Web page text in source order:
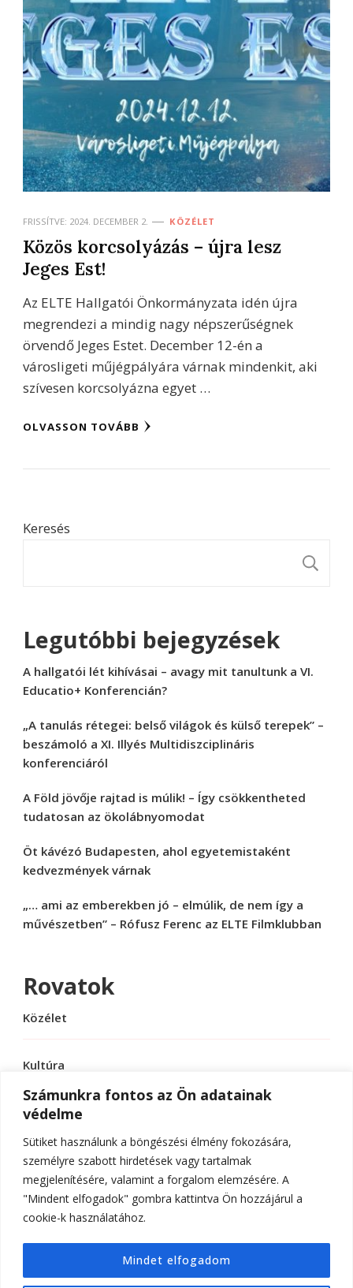
Számunkra fontos az Ön adatainak
védelme
Sütiket használunk a böngészési élmény fokozására,
személyre szabott hirdetések vagy tartalmak
megjelenítésére, valamint a forgalom elemzésére. A
"Mindent elfogadok" gombra kattintva Ön hozzájárul a
cookie-k használatához.
Mindet elfogadom
FRISSÍTVE: 2024. DECEMBER 2. KÖZÉLET
Közös korcsolyázás – újra lesz
Jeges Est!
Az ELTE Hallgatói Önkormányzata idén újra
megrendezi a mindig nagy népszerűségnek
örvendő Jeges Estet. December 12-én a
városligeti műjégpályára várnak mindenkit, aki
szívesen korcsolyázna egyet …
OLVASSON TOVÁBB
Keresés
Legutóbbi bejegyzések
A hallgatói lét kihívásai – avagy mit tanultunk a VI.
Educatio+ Konferencián?
„A tanulás rétegei: belső világok és külső terepek” –
beszámoló a XI. Illyés Multidiszciplináris
konferenciáról
A Föld jövője rajtad is múlik! – Így csökkentheted
tudatosan az ökolábnyomodat
Öt kávézó Budapesten, ahol egyetemistaként
kedvezmények várnak
„… ami az emberekben jó – elmúlik, de nem így a
művészetben” – Rófusz Ferenc az ELTE Filmklubban
Rovatok
Közélet
Kultúra
Sport
Tudomány
© Szerzői jog 2026ELTE Online
fenntartva.Hello Fashion | FejlesztetteBlossom